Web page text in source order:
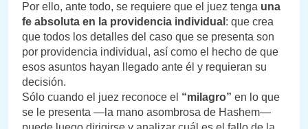
Por ello, ante todo, se requiere que el juez tenga una
fe absoluta en la providencia individual : que crea
que todos los detalles del caso que se presenta son
por providencia individual, así como el hecho de que
esos asuntos hayan llegado ante él y requieran su
decisión.
Sólo cuando el juez reconoce el “milagro” en lo que
se le presenta —la mano asombrosa de Hashem—